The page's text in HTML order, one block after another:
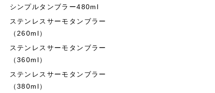
シンプルタンブラー480ml
ステンレスサーモタンブラー
（260ml）
ステンレスサーモタンブラー
（360ml）
ステンレスサーモタンブラー
（380ml）